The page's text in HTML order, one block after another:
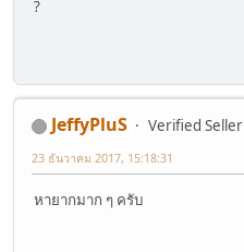
?
JeffyPluS
Verified Seller
23 ธันวาคม 2017, 15:18:31
หายากมาก ๆ ครับ